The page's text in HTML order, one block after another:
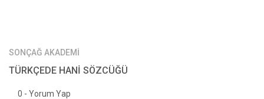
SONÇAĞ AKADEMİ
TÜRKÇEDE HANİ SÖZCÜĞÜ
0 - Yorum Yap